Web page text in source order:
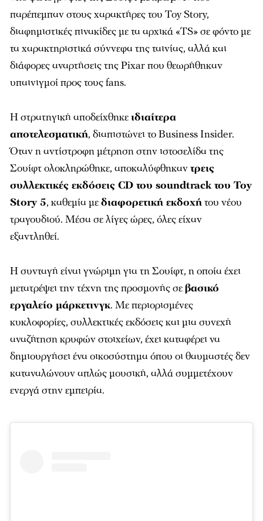
παρέπεμπαν στους χαρακτήρες του Toy Story,
διαφημιστικές πινακίδες με τα αρχικά «TS» σε φόντο με
τα χαρακτηριστικά σύννεφα της ταινίας, αλλά και
διάφορες αναρτήσεις της Pixar που θεωρήθηκαν
υπαινιγμοί προς τους fans.
Η στρατηγική αποδείχθηκειδιαίτερα
αποτελεσματική, διαπιστώνει το Business Insider.
Όταν η αντίστροφη μέτρηση στην ιστοσελίδα της
Σουίφτ ολοκληρώθηκε, αποκαλύφθηκαντρεις
συλλεκτικές εκδόσεις CD του soundtrack του Toy
Story 5, καθεμία μεδιαφορετική εκδοχήτου νέου
τραγουδιού. Μέσα σε λίγες ώρες, όλες είχαν
εξαντληθεί.
Η συνταγή είναι γνώριμη για τη Σουίφτ, η οποία έχει
μετατρέψει την τέχνη της προσμονής σεβασικό
εργαλείο μάρκετινγκ. Με περιορισμένες
κυκλοφορίες, συλλεκτικές εκδόσεις και μια συνεχή
αναζήτηση κρυφών στοιχείων, έχει καταφέρει να
δημιουργήσει ένα οικοσύστημα όπου οι θαυμαστές δεν
καταναλώνουν απλώς μουσική, αλλά συμμετέχουν
ενεργά στην εμπειρία.